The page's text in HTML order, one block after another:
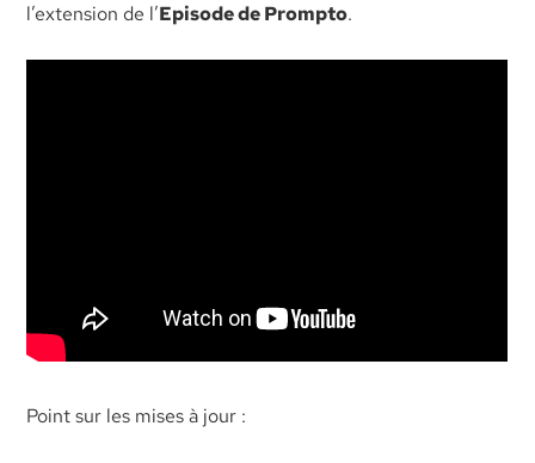
l’extension de l’Episode de Prompto.
Point sur les mises à jour :